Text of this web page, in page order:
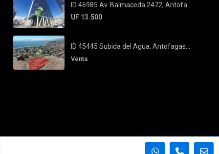
ID 46985 Av. Balmaceda 2472, Antofa...
UF 13.500
ID 45445 Subida del Agua, Antofagas...
Venta